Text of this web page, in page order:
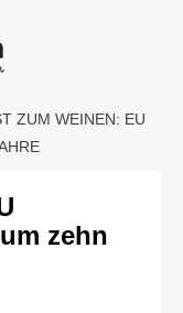
ZUM WEINEN: EU
zehn